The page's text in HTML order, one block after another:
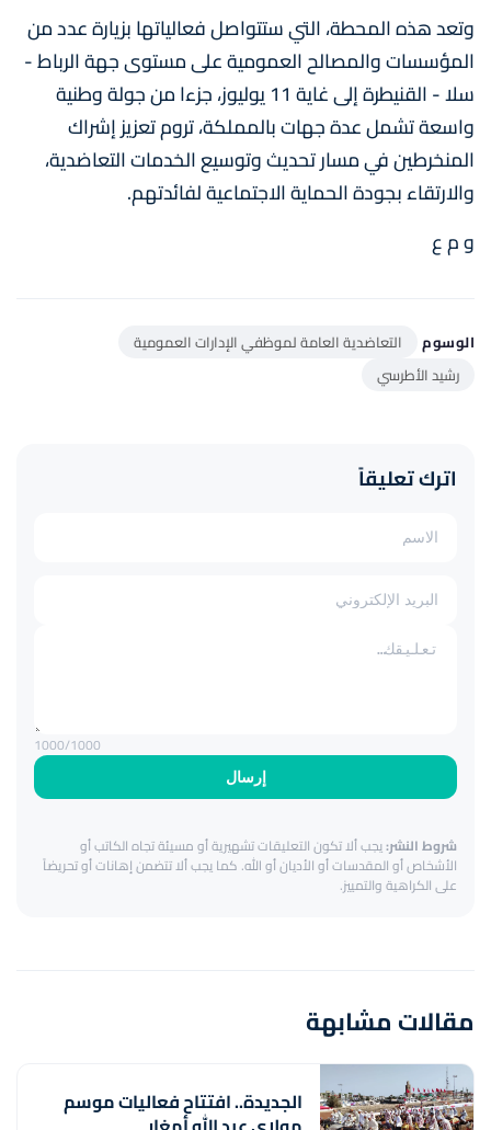
وتعد هذه المحطة، التي ستتواصل فعالياتها بزيارة عدد من
المؤسسات والمصالح العمومية على مستوى جهة الرباط -
سلا - القنيطرة إلى غاية 11 يوليوز، جزءا من جولة وطنية
واسعة تشمل عدة جهات بالمملكة، تروم تعزيز إشراك
المنخرطين في مسار تحديث وتوسيع الخدمات التعاضدية،
والارتقاء بجودة الحماية الاجتماعية لفائدتهم.
و م ع
الوسوم
التعاضدية العامة لموظفي الإدارات العمومية
رشيد الأطرسي
اترك تعليقاً
إرسال
1000/1000
شروط النشر:يجب ألا تكون التعليقات تشهيرية أو مسيئة تجاه الكاتب أو
الأشخاص أو المقدسات أو الأديان أو الله. كما يجب ألا تتضمن إهانات أو تحريضاً
على الكراهية والتمييز.
مقالات مشابهة
الجديدة.. افتتاح فعاليات موسم